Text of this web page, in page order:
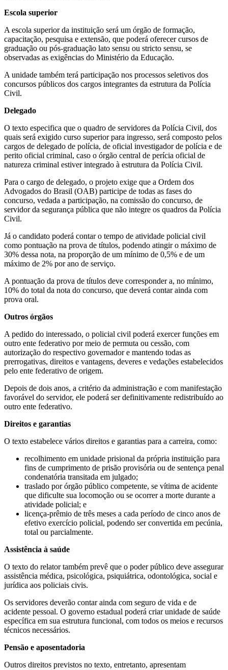
Escola superior
A escola superior da instituição será um órgão de formação,
capacitação, pesquisa e extensão, que poderá oferecer cursos de
graduação ou pós-graduação lato sensu ou stricto sensu, se
observadas as exigências do Ministério da Educação.
A unidade também terá participação nos processos seletivos dos
concursos públicos dos cargos integrantes da estrutura da Polícia
Civil.
Delegado
O texto especifica que o quadro de servidores da Polícia Civil, dos
quais será exigido curso superior para ingresso, será composto pelos
cargos de delegado de polícia, de oficial investigador de polícia e de
perito oficial criminal, caso o órgão central de perícia oficial de
natureza criminal estiver integrado à estrutura da Polícia Civil.
Para o cargo de delegado, o projeto exige que a Ordem dos
Advogados do Brasil (OAB) participe de todas as fases do
concurso, vedada a participação, na comissão do concurso, de
servidor da segurança pública que não integre os quadros da Polícia
Civil.
Já o candidato poderá contar o tempo de atividade policial civil
como pontuação na prova de títulos, podendo atingir o máximo de
30% dessa nota, na proporção de um mínimo de 0,5% e de um
máximo de 2% por ano de serviço.
A pontuação da prova de títulos deve corresponder a, no mínimo,
10% do total da nota do concurso, que deverá contar ainda com
prova oral.
Outros órgãos
A pedido do interessado, o policial civil poderá exercer funções em
outro ente federativo por meio de permuta ou cessão, com
autorização do respectivo governador e mantendo todas as
prerrogativas, direitos e vantagens, deveres e vedações estabelecidos
pelo ente federativo de origem.
Depois de dois anos, a critério da administração e com manifestação
favorável do servidor, ele poderá ser definitivamente redistribuído ao
outro ente federativo.
Direitos e garantias
O texto estabelece vários direitos e garantias para a carreira, como:
recolhimento em unidade prisional da própria instituição para
fins de cumprimento de prisão provisória ou de sentença penal
condenatória transitada em julgado;
traslado por órgão público competente, se vítima de acidente
que dificulte sua locomoção ou se ocorrer a morte durante a
atividade policial; e
licença-prêmio de três meses a cada período de cinco anos de
efetivo exercício policial, podendo ser convertida em pecúnia,
total ou parcialmente.
Assistência à saúde
O texto do relator também prevê que o poder público deve assegurar
assistência médica, psicológica, psiquiátrica, odontológica, social e
jurídica aos policiais civis.
Os servidores deverão contar ainda com seguro de vida e de
acidente pessoal. O governo estadual poderá criar unidade de saúde
específica em sua estrutura funcional, com todos os meios e recursos
técnicos necessários.
Pensão e aposentadoria
Outros direitos previstos no texto, entretanto, apresentam